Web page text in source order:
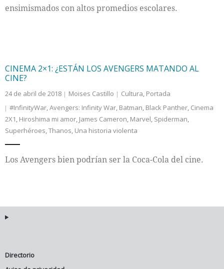
ensimismados con altos promedios escolares.
CINEMA 2×1: ¿ESTÁN LOS AVENGERS MATANDO AL
CINE?
24 de abril de 2018 Moises Castillo Cultura, Portada
#InfinityWar,Avengers: Infinity War, Batman, Black Panther, Cinema
2X1, Hiroshima mi amor, James Cameron, Marvel, Spiderman,
Superhéroes,Thanos, Una historia violenta
Los Avengers bien podrían ser la Coca-Cola del cine.
Directorio